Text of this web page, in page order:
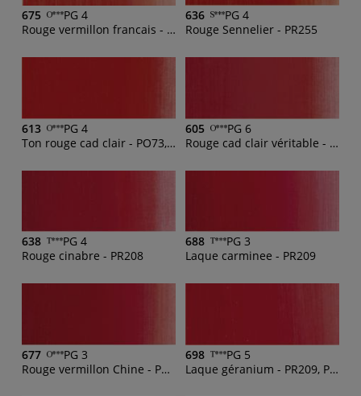
675
PG 4
Rouge vermillon francais - PR255, PY170
636
PG 4
Rouge Sennelier - PR255
613
PG 4
Ton rouge cad clair - PO73, PR254, PY1:1
605
PG 6
Rouge cad clair véritable - PR108
638
PG 4
Rouge cinabre - PR208
688
PG 3
Laque carminee - PR209
677
PG 3
Rouge vermillon Chine - PR48:4, PY83
698
PG 5
Laque géranium - PR209, PY83